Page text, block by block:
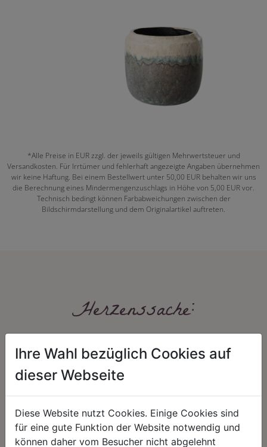
*Alle Preise in EUR zzgl. der jeweils gültigen Mehrwertsteuer und
Versandkosten. Für Irrtümer und fehlerhaft angezeigte Angaben übernehmen
wir keine Haftung. Bei einem Bestellwert unter 50,00 EUR behalten wir uns
die Berechnung eines Mindermengenzuschlags in Höhe von 5,00 EUR vor.
Technisch bedingt können Farbabweichungen zwischen der
Bildschirmdarstellung und dem Originalartikel auftreten.
Herzenssache:
HARMONIE
Unser Sortiment steht für ein
FAIRNESS
Nicht immer ist der günstigste Preis
Ihre Wahl bezüglich Cookies auf
dieser Webseite
Diese Website nutzt Cookies. Einige Cookies sind
für eine gute Funktion der Website notwendig und
können daher vom Besucher nicht abgelehnt